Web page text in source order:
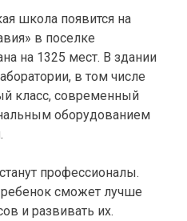
школа появится на
в поселке
на 1325 мест. В здании
в том числе
класс, современный
оборудованием
профессионалы.
сможет лучше
и развивать их.